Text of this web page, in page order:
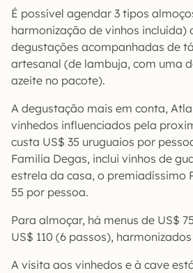
É possível agendar 3 tipos
harmonização de vinhos incluída)
degustações acompanhadas de
artesanal (de lambuja, com uma
azeite no pacote).
A degustação mais em conta,
vinhedos influenciados pela
custa US$ 35 uruguaios por
Familia Degas, inclui vinhos de
estrela da casa, o premiadíssimo
55 por pessoa.
Para almoçar, há menus de US$
US$ 110 (6 passos),
A visita aos vinhedos e à cave